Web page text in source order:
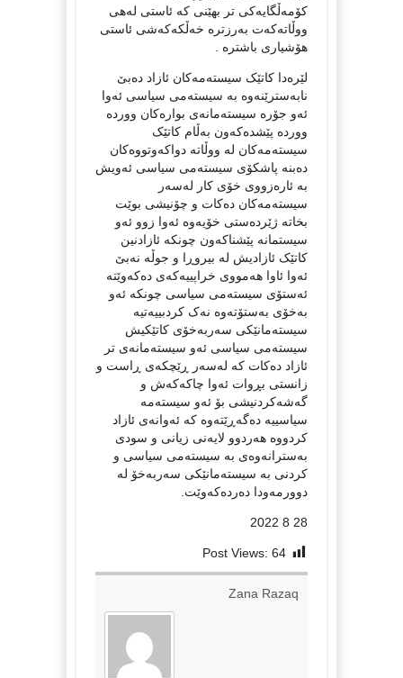
کۆمەڵگایەکی تر بهێنی کە ئاستی لەهی
ووڵاتەکەت بەرزترە خەڵکەکەشی ئاستی
هۆشیاری باشترە .
لێرەدا کاتێک سیستەمەکان ئازاد دەبێ
نابەسترێنەوە بە سیستەمی سیاسی ئەوا
ئەو جۆرە سیستەمانەی بوارەکان ووردە
ووردە پێشدەکەون بەڵام کاتێک
سیستەمەکان لە ووڵاتە دواکەوتووەکان
دەبنە پاشکۆی سیستەمی سیاسی ئەویش
بە ئارەزووی خۆی کار لەسەر
سیستەمەکان دەکات و چۆنیشی بوێت
بخاتە ژێردەستی خۆیەوە ئەوا زوو ئەو
سیستمانە پێشناکەون چونکە ئازادنین
کاتێک ئازادیش لە بیروڕا و جوڵە نەبێ
ئەوا ئاوا هەمووی خراپییەکەی دەکەوێتە
ئەستۆی سیستەمی سیاسی چونکە ئەو
بەخۆی بەستۆتەوە نەک کردبییەتیە
سیستەمانێکی سەربەخۆی کاتێکیش
سیستەمی سیاسی ئەو سیستەمانەی تر
ئازاد دەکات کە لەسەر ڕێچکەی ڕاست و
زانستی بڕوات ئەوا چاکەکەش و
گەشەکردنیشی بۆ ئەو سیستەمە
سیاسییە دەگەڕێتەوە کە ئەوانەی ئازاد
کردووە هەردوو لایەنی زیانی و سودی
بەسترانەوەی بە سیستەمی سیاسی و
کردنی بە سیستەمانێکی سەربەخۆ لە
دوورمەودا دەردەکەوێت.
28 8 2022
Post Views: 64
Zana Razaq